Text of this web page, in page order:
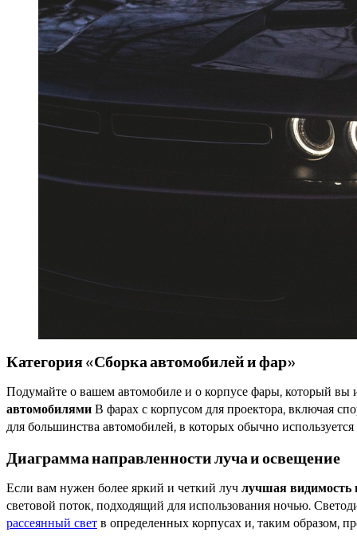
Категория «Сборка автомобилей и фар»
Подумайте о вашем автомобиле и о корпусе фары, который вы
автомобилями В фарах с корпусом для проектора, включая
для большинства автомобилей, в которых обычно
Диаграмма направленности луча и освещение
Если вам нужен более яркий и четкий луч лучшая
световой поток, подходящий для использования ночью.
рассеянный свет в определенных корпусах и, таким образом,